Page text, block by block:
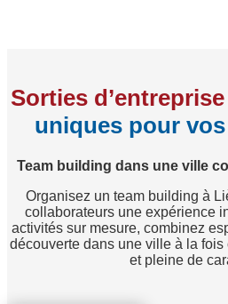
Sorties
uniques pour
Team building dans une ville
Organisez un team building à
collaborateurs une expérience
activités sur mesure, combinez
découverte dans une ville à la
et pleine de